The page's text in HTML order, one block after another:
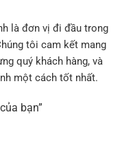
là đơn vị đi đầu trong
tôi cam kết mang
quý khách hàng, và
một cách tốt nhất.
bạn”